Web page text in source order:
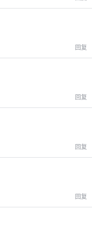
回复
回复
回复
回复